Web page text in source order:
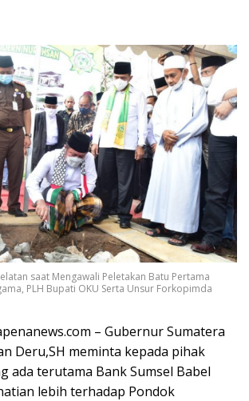
saat Mengawali Peletakan Batu Pertama
PLH Bupati OKU Serta Unsur Forkopimda
– Gubernur Sumatera
Deru,SH meminta kepada pihak
ada terutama Bank Sumsel Babel
lebih terhadap Pondok